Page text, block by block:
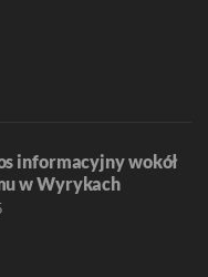
informacyjny wokół
w Wyrykach